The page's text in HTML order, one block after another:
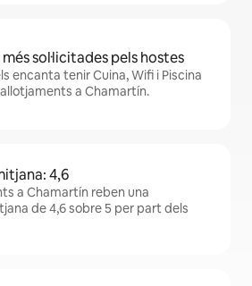
sol·licitades pels hostes
encanta tenir Cuina, Wifi i Piscina
a Chamartín.
4,6
a Chamartín reben una
de 4,6 sobre 5 per part dels